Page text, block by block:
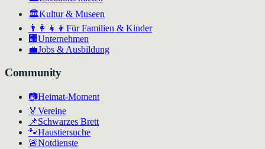
🏛Kultur & Museen
👨‍👩‍👧‍👦 Für Familien & Kinder
🏢 Unternehmen
💼Jobs & Ausbildung
Community
📷Heimat-Moment
🏅 Vereine
📌Schwarzes Brett
🐾Haustiersuche
🚨Notdienste